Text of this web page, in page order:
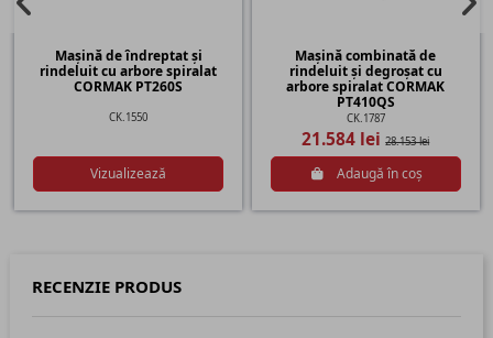
Mașină de îndreptat și
rindeluit cu arbore spiralat
CORMAK PT260S
CK.1550
Vizualizează
Mașină combinată de
rindeluit și degroșat cu
arbore spiralat CORMAK
PT410QS
CK.1787
21.584 lei28.153 lei
Adaugă în coș
RECENZIE PRODUS